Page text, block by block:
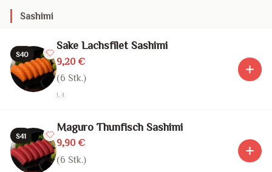
Sashimi
S40
Sake Lachsfilet Sashimi
9,20 €
(6 Stk.)
1, 4
S41
Maguro Thunfisch Sashimi
9,90 €
(6 Stk.)